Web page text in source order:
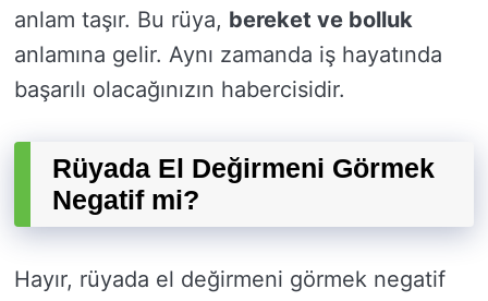
anlam taşır. Bu rüya, bereket ve bolluk
anlamına gelir. Aynı zamanda iş hayatında
başarılı olacağınızın habercisidir.
Rüyada El Değirmeni Görmek
Negatif mi?
Hayır, rüyada el değirmeni görmek negatif